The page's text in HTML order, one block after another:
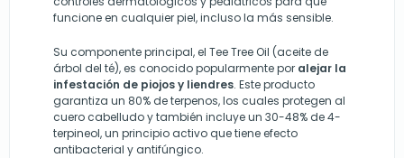
funcione en cualquier piel, incluso la más sensible.
Su componente principal, el Tee Tree Oil (aceite de
árbol del té), es conocido popularmente por alejar la
infestación de piojos y liendres. Este producto
garantiza un 80% de terpenos, los cuales protegen al
cuero cabelludo y también incluye un 30-48% de 4-
terpineol, un principio activo que tiene efecto
antibacterial y antifúngico.